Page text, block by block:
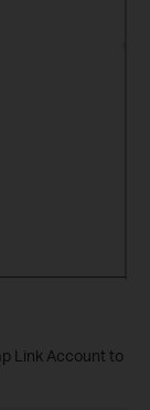
Link Account to